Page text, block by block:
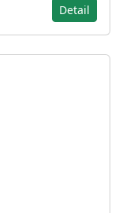
Detail